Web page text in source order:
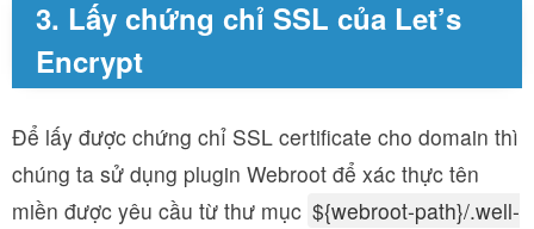
3. Lấy chứng chỉ SSL của Let’s
Encrypt
Để lấy được chứng chỉ SSL certificate cho domain thì
chúng ta sử dụng plugin Webroot để xác thực tên
miền được yêu cầu từ thư mục ${webroot-path}/.well-